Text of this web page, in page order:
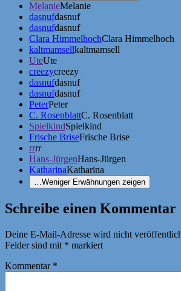
MelanieMelanie
dasnufdasnuf
dasnufdasnuf
Clara HimmelhochClara Himmelhoch
kaltmamsellkaltmamsell
UteUte
creezycreezy
dasnufdasnuf
dasnufdasnuf
PeterPeter
C. RosenblattC. Rosenblatt
SpielkindSpielkind
Frische BriseFrische Brise
rrrr
Hans-JürgenHans-Jürgen
KatharinaKatharina
…Weniger Erwähnungen zeigen
Schreibe einen Kommentar
Deine E-Mail-Adresse wird nicht
Felder sind mit * markiert
Kommentar *